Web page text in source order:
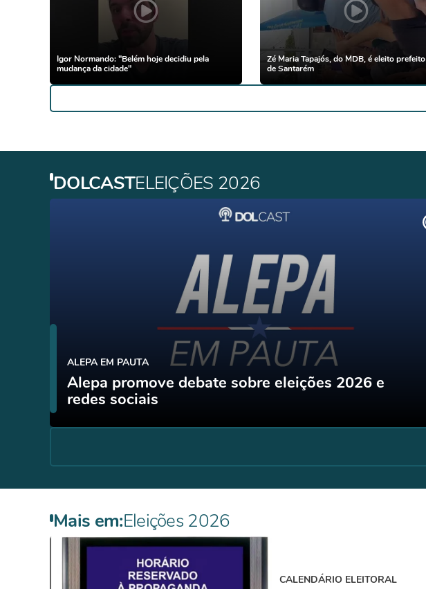
Igor Normando: "Belém hoje decidiu pela
mudança da cidade"
Zé Maria Tapajós, do MDB, é eleito prefeito
de Santarém
DOLCASTELEIÇÕES 2026
ALEPA EM PAUTA
Alepa promove debate sobre eleições 2026 e
redes sociais
Mais em:Eleições 2026
CALENDÁRIO ELEITORAL